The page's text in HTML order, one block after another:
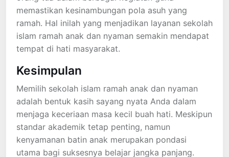
memastikan kesinambungan pola asuh yang
ramah. Hal inilah yang menjadikan layanan sekolah
islam ramah anak dan nyaman semakin mendapat
tempat di hati masyarakat.
Kesimpulan
Memilih sekolah islam ramah anak dan nyaman
adalah bentuk kasih sayang nyata Anda dalam
menjaga keceriaan masa kecil buah hati. Meskipun
standar akademik tetap penting, namun
kenyamanan batin anak merupakan pondasi
utama bagi suksesnya belajar jangka panjang.